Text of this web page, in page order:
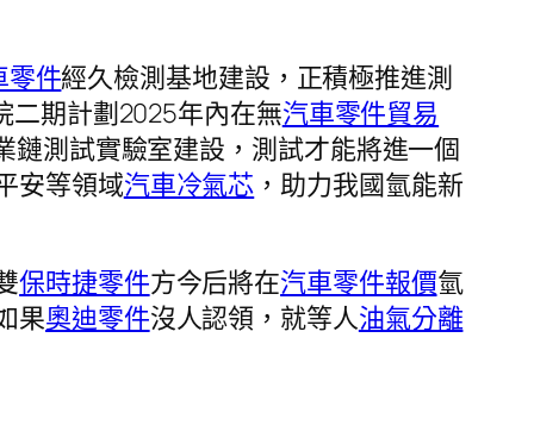
零件經久檢測基地建設，正積極推進測
二期計劃2025年內在無汽車零件貿易
鏈測試實驗室建設，測試才能將進一個
安等領域汽車冷氣芯 ，助力我國氫能新
保時捷零件方今后將在汽車零件報價氫
果奧迪零件沒人認領，就等人油氣分離